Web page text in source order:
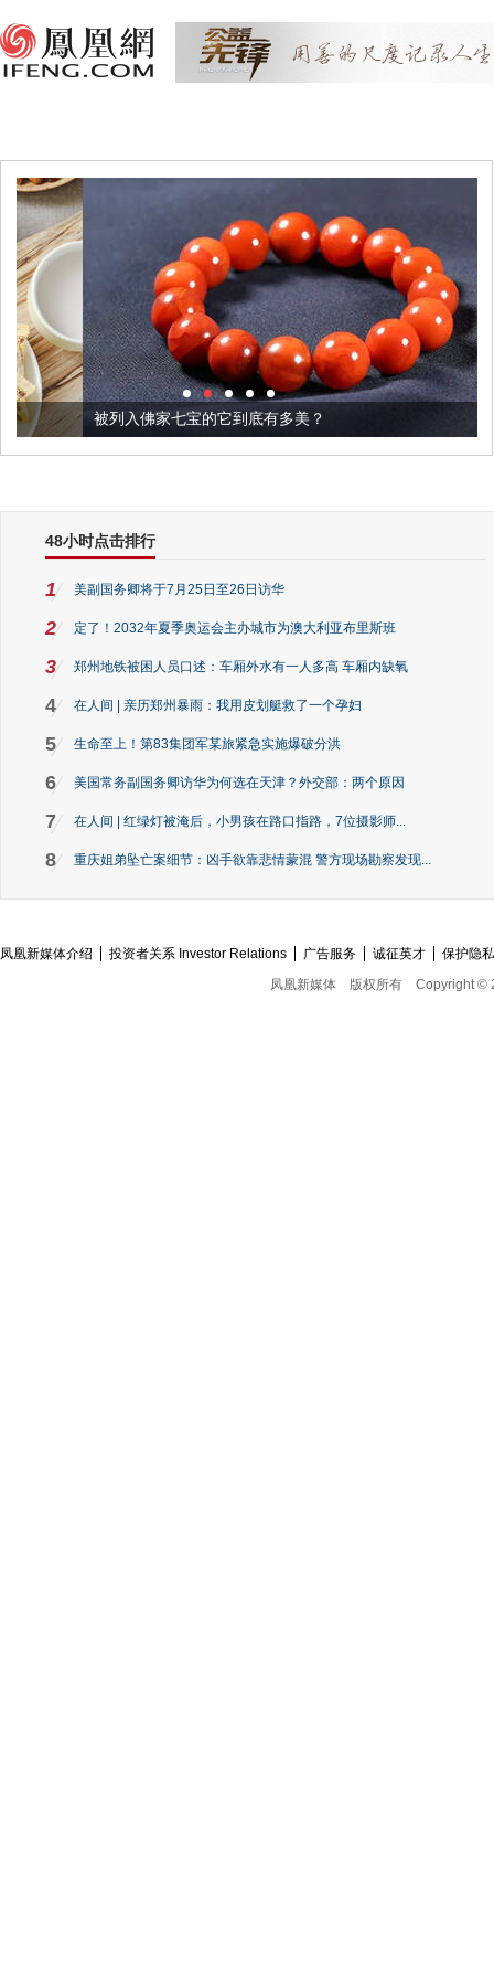
被列入佛家七宝的它到底有多美？
48小时点击排行
1 美副国务卿将于7月25日至26日访华
2 定了！2032年夏季奥运会主办城市为澳大利亚布里斯班
3 郑州地铁被困人员口述：车厢外水有一人多高 车厢内缺氧
4 在人间 | 亲历郑州暴雨：我用皮划艇救了一个孕妇
5 生命至上！第83集团军某旅紧急实施爆破分洪
6 美国常务副国务卿访华为何选在天津？外交部：两个原因
7 在人间 | 红绿灯被淹后，小男孩在路口指路，7位摄影师...
8 重庆姐弟坠亡案细节：凶手欲靠悲情蒙混 警方现场勘察发现...
凤凰新媒体介绍 投资者关系 Investor Relations 广告服务 诚征英才
保护隐
凤凰新媒体
版权所有 Copyright ©